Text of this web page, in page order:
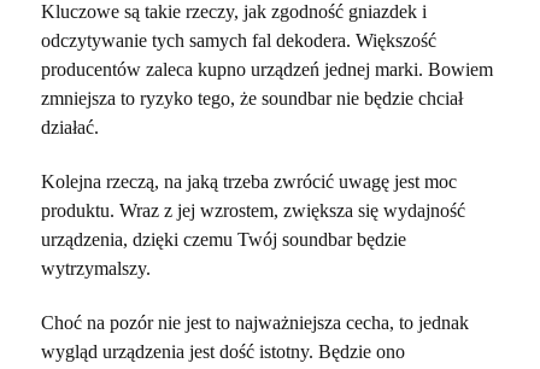
Kluczowe są takie rzeczy, jak zgodność gniazdek i
odczytywanie tych samych fal dekodera. Większość
producentów zaleca kupno urządzeń jednej marki. Bowiem
zmniejsza to ryzyko tego, że soundbar nie będzie chciał
działać.
Kolejna rzeczą, na jaką trzeba zwrócić uwagę jest moc
produktu. Wraz z jej wzrostem, zwiększa się wydajność
urządzenia, dzięki czemu Twój soundbar będzie
wytrzymalszy.
Choć na pozór nie jest to najważniejsza cecha, to jednak
wygląd urządzenia jest dość istotny. Będzie ono